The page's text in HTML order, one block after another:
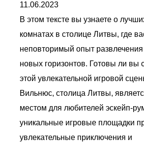
11.06.2023
В этом тексте вы узнаете о
комнатах в столице Литвы, где
неповторимый опыт развлечения
новых горизонтов. Готовы ли вы
этой увлекательной игровой
Вильнюс, столица Литвы,
местом для любителей эскейп-
уникальные игровые площадки
увлекательные приключения и